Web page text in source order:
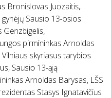
Bronislovas Juozaitis,
Sausio 13-osios
Genzbigelis,
pirmininkas Arnoldas
skyriasus tarybios
Sausio 13-ąją
Arnoldas Barysas, LŠS
Stasys Ignatavičius